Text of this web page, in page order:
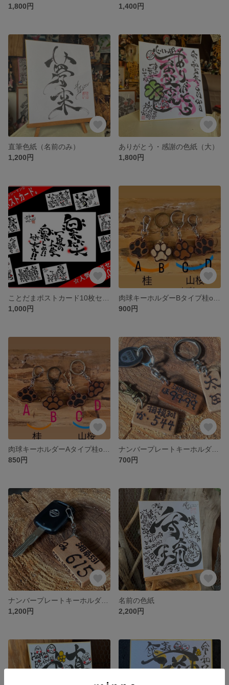
1,800円
1,400円
直筆色紙（名前のみ）
1,200円
ありがとう・感謝の色紙（大）
1,800円
1,000円
900円
850円
700円
1,200円
名前の色紙
2,200円